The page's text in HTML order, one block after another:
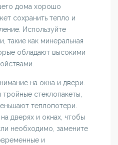
дома хорошо
сохранить тепло и
Используйте
такие как минеральная
обладают высокими
на окна и двери.
стеклопакеты,
теплопотери.
дверях и окнах, чтобы
необходимо, замените
и